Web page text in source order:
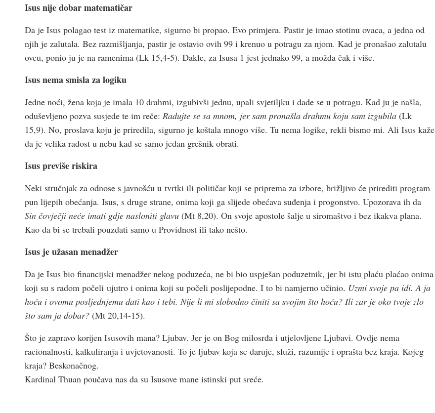
Isus nije dobar matematičar
Da je Isus polagao test iz matematike, sigurno bi propao. Evo primjera. Pastir je imao stotinu ovaca, a jedna od
njih je zalutala. Bez razmišljanja, pastir je ostavio ovih 99 i krenuo u potragu za njom. Kad je pronašao zalutalu
ovcu, ponio ju je na ramenima (Lk 15,4-5). Dakle, za Isusa 1 jest jednako 99, a možda čak i više.
Isus nema smisla za logiku
Jedne noći, žena koja je imala 10 drahmi, izgubivši jednu, upali svjetiljku i dade se u potragu. Kad ju je našla,
oduševljeno pozva susjede te im reče: Radujte se sa mnom, jer sam pronašla drahmu koju sam izgubila (Lk
15,9). No, proslava koju je priredila, sigurno je koštala mnogo više. Tu nema logike, rekli bismo mi. Ali Isus kaže
da je velika radost u nebu kad se samo jedan grešnik obrati.
Isus previše riskira
Neki stručnjak za odnose s javnošću u tvrtki ili političar koji se priprema za izbore, brižljivo će prirediti program
pun lijepih obećanja. Isus, s druge strane, onima koji ga slijede obećava suđenja i progonstvo. Upozorava ih da
Sin čovječji neće imati gdje nasloniti glavu (Mt 8,20). On svoje apostole šalje u siromaštvo i bez ikakva plana.
Kao da bi se trebali pouzdati samo u Providnost ili tako nešto.
Isus je užasan menadžer
Da je Isus bio financijski menadžer nekog poduzeća, ne bi bio uspješan poduzetnik, jer bi istu plaću plaćao onima
koji su s radom počeli ujutro i onima koji su počeli poslijepodne. I to bi namjerno učinio. Uzmi svoje pa idi. A ja
hoću i ovomu posljednjemu dati kao i tebi. Nije li mi slobodno činiti sa svojim što hoću? Ili zar je oko tvoje zlo
što sam ja dobar? (Mt 20,14-15).
Što je zapravo korijen Isusovih mana? Ljubav. Jer je on Bog milosrđa i utjelovljene Ljubavi. Ovdje nema
racionalnosti, kalkuliranja i uvjetovanosti. To je ljubav koja se daruje, služi, razumije i oprašta bez kraja. Kojeg
kraja? Beskonačnog.
Kardinal Thuan poučava nas da su Isusove mane istinski put sreće.